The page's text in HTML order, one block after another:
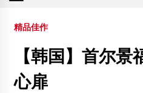
木桁架
胶合木 花旗松胶合木胶合梁
2014年7月26日
精品佳作
【韩国】首尔
心扉